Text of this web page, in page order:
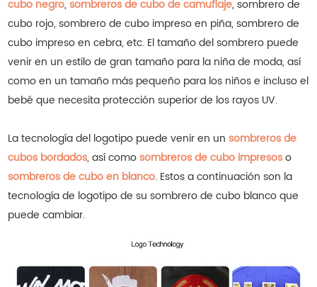
cubo negro, sombreros de cubo de camuflaje, sombrero de
cubo rojo, sombrero de cubo impreso en piña, sombrero de
cubo impreso en cebra, etc. El tamaño del sombrero puede
venir en un estilo de gran tamaño para la niña de moda, así
como en un tamaño más pequeño para los niños e incluso el
bebé que necesita protección superior de los rayos UV.
La tecnología del logotipo puede venir en un sombreros de
cubos bordados, así como sombreros de cubo impresoso
sombreros de cubo en blanco. Estos a continuación son la
tecnología de logotipo de su sombrero de cubo blanco que
puede cambiar.